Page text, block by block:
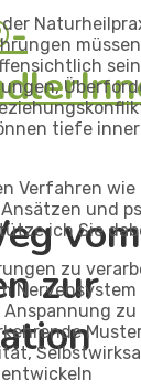
vom
zur
tiefe
Verfahren wie
und
ich Sie
zu